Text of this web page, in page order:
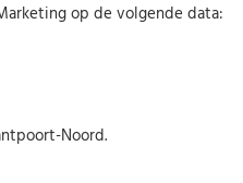
op de volgende data:
Noord.